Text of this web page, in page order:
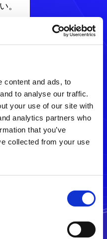
content and ads, to
to analyse our traffic.
your use of our site with
analytics partners who
that you’ve
collected from your use
。